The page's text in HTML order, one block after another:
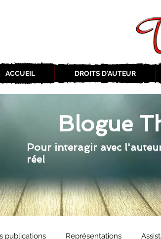
ACCUEIL DROITS D'AUTEUR
Blogue
Pour interagir avec
réel
publications Représentations